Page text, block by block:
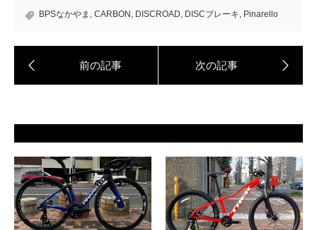
BPSなかやま , CARBON , DISCROAD, DISCブレーキ, Pinarello